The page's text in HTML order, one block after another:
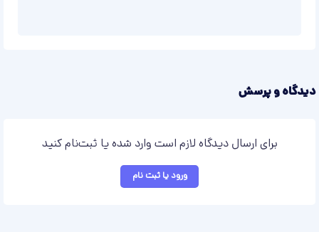
دیدگاه و پرسش
برای ارسال دیدگاه لازم است وارد شده یا ثبت‌نام کنید
ورود یا ثبت نام